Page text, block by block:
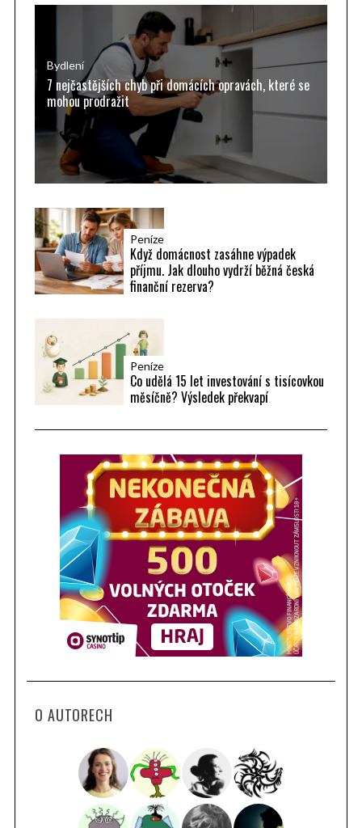
Bydlení
7 nejčastějších chyb při domácích opravách, které se
mohou prodražit
Peníze
Když domácnost zasáhne výpadek
příjmu. Jak dlouho vydrží běžná česká
finanční rezerva?
Peníze
Co udělá 15 let investování s tisícovkou
měsíčně? Výsledek překvapí
O AUTORECH